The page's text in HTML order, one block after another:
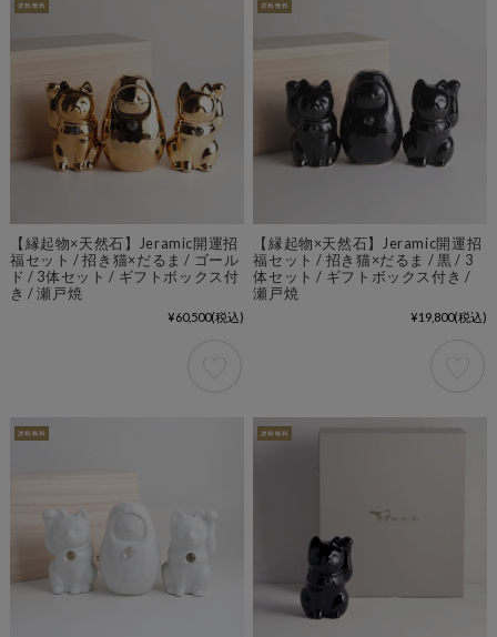
【縁起物×天然石】Jeramic開運招
福セット / 招き猫×だるま / ゴール
ド / 3体セット / ギフトボックス付
き / 瀬戸焼
¥60,500(税込)
【縁起物×天然石】Jeramic開運招
福セット / 招き猫×だるま / 黒 / 3
体セット / ギフトボックス付き /
瀬戸焼
¥19,800(税込)